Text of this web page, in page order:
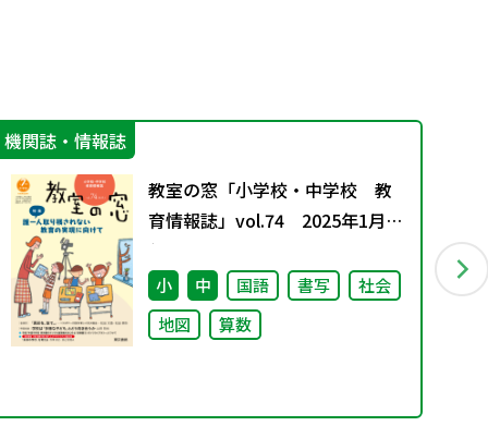
機関誌・情報誌
教室の窓「小学校・中学校 教
育情報誌」vol.74 2025年1月発
行
小 中 国語 書写
社会
地図
算数